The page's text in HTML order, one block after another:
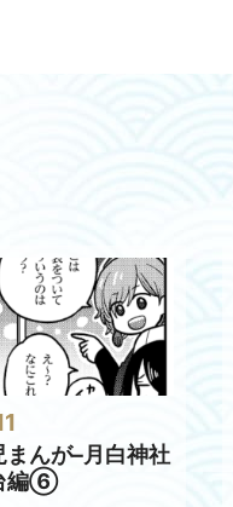
まんが–月白神社
編⑥